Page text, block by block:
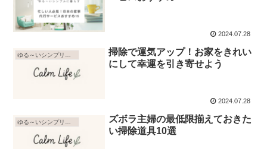
2024.07.28
掃除で運気アップ！お家をきれい
にして幸運を引き寄せよう
2024.07.28
ズボラ主婦の最低限揃えておきた
い掃除道具10選